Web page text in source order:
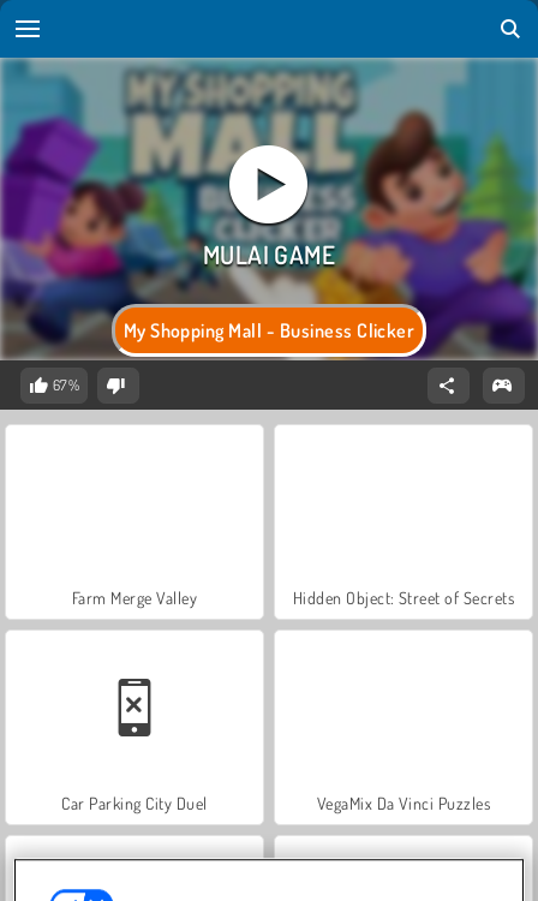
My Shopping Mall - Business Clicker
67%
Farm Merge Valley Hidden Object: Street of Secrets
Car Parking City Duel VegaMix Da Vinci Puzzles